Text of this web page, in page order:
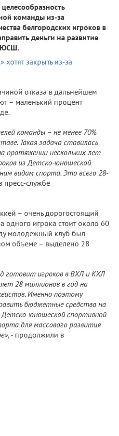
команды из-за
белгородских игроков в
деньги на развитие
отказа в дальнейшем
– маленький процент
команды – не менее 70%
Такая задача ставилась
протяжении нескольких лет
из Детско-юношеской
видам спорта. Это всего 28-
пресс-службе
– очень дорогостоящий
одного игрока стоит около 60
молодежный клуб был
объеме – выделено 28
готовит игроков в ВХЛ и КХЛ
28 миллионов в год на
Именно поэтому
бюджетные средства на
юношеской спортивной
для массового развития
, - продолжили в